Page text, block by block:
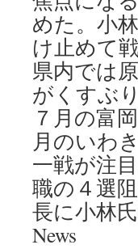
めた。小
け止めて
県内では
がくすぶ
７月の富
月のいわ
一戦が注
職の４選
長に小林
News